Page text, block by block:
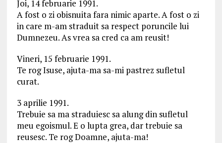
Joi, 14 februarie 1991.
A fost o zi obisnuita fara nimic aparte. A fost o zi
in care m-am straduit sa respect poruncile lui
Dumnezeu. As vrea sa cred ca am reusit!
Vineri, 15 februarie 1991.
Te rog Isuse, ajuta-ma sa-mi pastrez sufletul
curat.
3 aprilie 1991.
Trebuie sa ma straduiesc sa alung din sufletul
meu egoismul. E o lupta grea, dar trebuie sa
reusesc. Te rog Doamne, ajuta-ma!